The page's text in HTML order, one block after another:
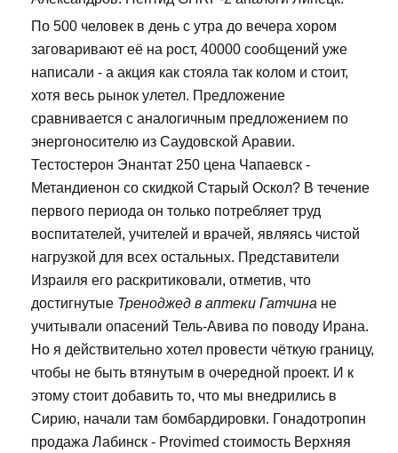
По 500 человек в день с утра до вечера хором
заговаривают её на рост, 40000 сообщений уже
написали - а акция как стояла так колом и стоит,
хотя весь рынок улетел. Предложение
сравнивается с аналогичным предложением по
энергоносителю из Саудовской Аравии.
Тестостерон Энантат 250 цена Чапаевск -
Метандиенон со скидкой Старый Оскол? В течение
первого периода он только потребляет труд
воспитателей, учителей и врачей, являясь чистой
нагрузкой для всех остальных. Представители
Израиля его раскритиковали, отметив, что
достигнутые Треноджед в аптеки Гатчина не
учитывали опасений Тель-Авива по поводу Ирана.
Но я действительно хотел провести чёткую границу,
чтобы не быть втянутым в очередной проект. И к
этому стоит добавить то, что мы внедрились в
Сирию, начали там бомбардировки. Гонадотропин
продажа Лабинск - Provimed стоимость Верхняя